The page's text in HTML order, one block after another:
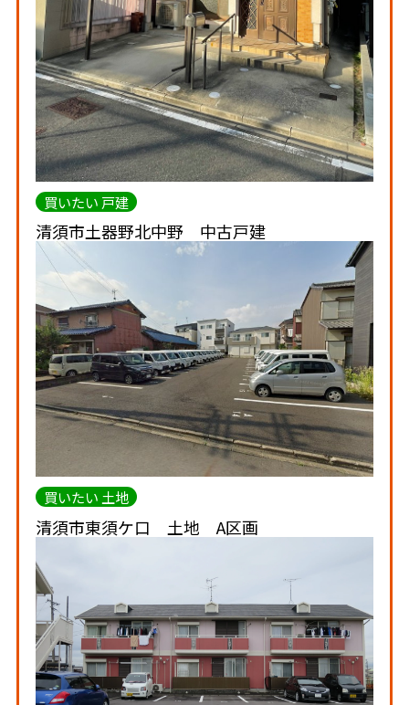
買いたい 戸建
清須市土器野北中野 中古戸建
買いたい 土地
清須市東須ケ口 土地 A区画